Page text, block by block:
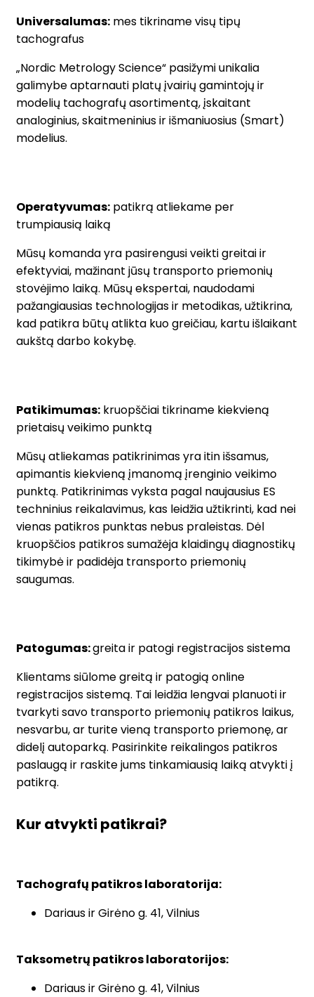
Universalumas: mes tikriname visų tipų
tachografus
„Nordic Metrology Science“ pasižymi unikalia
galimybe aptarnauti platų įvairių gamintojų ir
modelių tachografų asortimentą, įskaitant
analoginius, skaitmeninius ir išmaniuosius (Smart)
modelius.
Operatyvumas: patikrą atliekame per
trumpiausią laiką
Mūsų komanda yra pasirengusi veikti greitai ir
efektyviai, mažinant jūsų transporto priemonių
stovėjimo laiką. Mūsų ekspertai, naudodami
pažangiausias technologijas ir metodikas, užtikrina,
kad patikra būtų atlikta kuo greičiau, kartu išlaikant
aukštą darbo kokybę.
Patikimumas: kruopščiai tikriname kiekvieną
prietaisų veikimo punktą
Mūsų atliekamas patikrinimas yra itin išsamus,
apimantis kiekvieną įmanomą įrenginio veikimo
punktą. Patikrinimas vyksta pagal naujausius ES
techninius reikalavimus, kas leidžia užtikrinti, kad nei
vienas patikros punktas nebus praleistas. Dėl
kruopščios patikros sumažėja klaidingų diagnostikų
tikimybė ir padidėja transporto priemonių
saugumas.
Patogumas:greita ir patogi registracijos sistema
Klientams siūlome greitą ir patogią online
registracijos sistemą. Tai leidžia lengvai planuoti ir
tvarkyti savo transporto priemonių patikros laikus,
nesvarbu, ar turite vieną transporto priemonę, ar
didelį autoparką. Pasirinkite reikalingos patikros
paslaugą ir raskite jums tinkamiausią laiką atvykti į
patikrą.
Kur atvykti patikrai?
Tachografų patikros laboratorija:
Dariaus ir Girėno g. 41, Vilnius
Taksometrų patikros laboratorijos:
Dariaus ir Girėno g. 41, Vilnius